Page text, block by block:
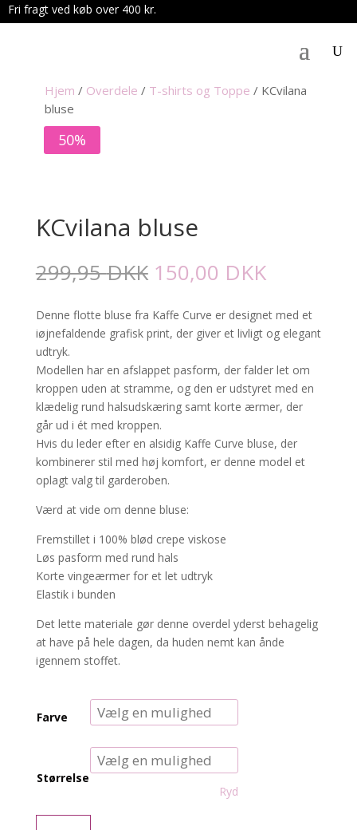
Fri fragt ved køb over 400 kr.
Hjem / Overdele / T-shirts og Toppe / KCvilana
bluse
50%
KCvilana bluse
299,95DKK Den
oprindelige
pris
var:
299,95 DKK.
150,00 DKKDen
aktuelle
pris
er:
150,00
Denne flotte bluse fra Kaffe Curve er designet med et
iøjnefaldende grafisk print, der giver et livligt og elegant
udtryk.
Modellen har en afslappet pasform, der falder let om
kroppen uden at stramme, og den er udstyret med en
klædelig rund halsudskæring samt korte ærmer, der
går ud i ét med kroppen.
Hvis du leder efter en alsidig Kaffe Curve bluse, der
kombinerer stil med høj komfort, er denne model et
oplagt valg til garderoben.
Værd at vide om denne bluse:
Fremstillet i 100% blød crepe viskose
Løs pasform med rund hals
Korte vingeærmer for et let udtryk
Elastik i bunden
Det lette materiale gør denne overdel yderst behagelig
at have på hele dagen, da huden nemt kan ånde
igennem stoffet.
Farve
Størrelse
Ryd